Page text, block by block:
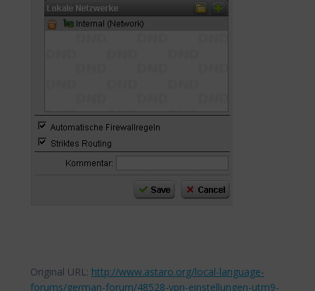
Original URL: http://www.astaro.org/local-language-
forums/german-forum/48528-vpn-einstellungen-utm9-